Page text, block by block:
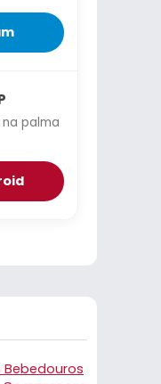
palma
Bebedouros